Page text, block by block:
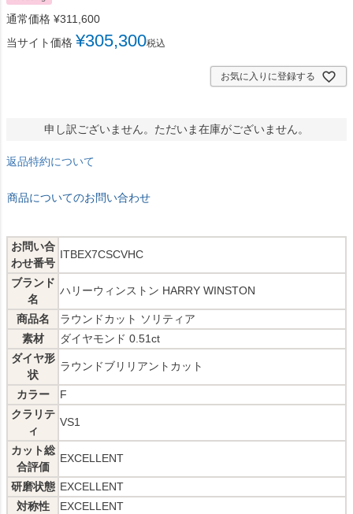
通常価格 ¥311,600
当サイト価格 ¥305,300税込
お気に入りに登録する
申し訳ございません。ただいま在庫がございません。
返品特約について
商品についてのお問い合わせ
お問い合
わせ番号
ITBEX7CSCVHC
ブランド
名
ハリーウィンストン HARRY WINSTON
商品名
ラウンドカット ソリティア
素材
ダイヤモンド 0.51ct
ダイヤ形
状
ラウンドブリリアントカット
カラー
F
クラリテ
ィ
VS1
カット総
合評価
EXCELLENT
研磨状態 EXCELLENT
対称性
EXCELLENT